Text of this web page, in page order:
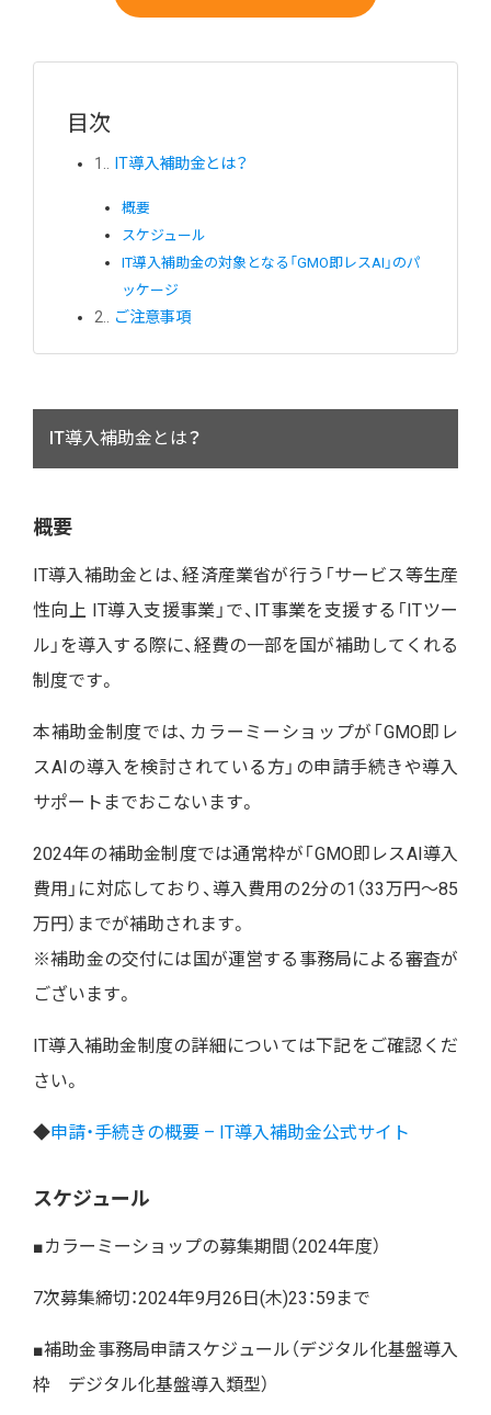
目次
1. IT導入補助金とは？
概要
スケジュール
IT導入補助金の対象となる「GMO即レスAI」のパ
ッケージ
2. ご注意事項
IT導入補助金とは？
概要
IT導入補助金とは、経済産業省が行う「サービス等生産
性向上 IT導入支援事業」で、IT事業を支援する「ITツー
ル」を導入する際に、経費の一部を国が補助してくれる
制度です。
本補助金制度では、カラーミーショップが「GMO即レ
スAIの導入を検討されている方」の申請手続きや導入
サポートまでおこないます。
2024年の補助金制度では通常枠が「GMO即レスAI導入
費用」に対応しており、 導入費用の2分の1（33万円～85
万円） までが補助されます。
※補助金の交付には国が運営する事務局による審査が
ございます。
IT導入補助金制度の詳細については下記をご確認くだ
さい。
◆申請・手続きの概要 – IT導入補助金公式サイト
スケジュール
■カラーミーショップの募集期間（2024年度）
7次募集締切：2024年9月26日(木)23：59まで
■補助金事務局申請スケジュール（デジタル化基盤導入
枠 デジタル化基盤導入類型）